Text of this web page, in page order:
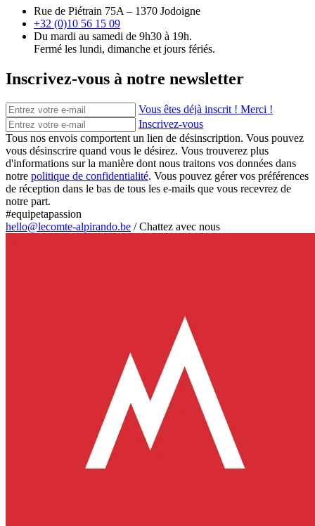
Rue de Piétrain 75A – 1370 Jodoigne
+32 (0)10 56 15 09
Du mardi au samedi de 9h30 à 19h.
Fermé les lundi, dimanche et jours fériés.
Inscrivez-vous à notre newsletter
Vous êtes déjà inscrit ! Merci !
Inscrivez-vous
Tous nos envois comportent un lien de désinscription. Vous pouvez
vous désinscrire quand vous le désirez. Vous trouverez plus
d'informations sur la manière dont nous traitons vos données dans
notre politique de confidentialité. Vous pouvez gérer vos préférences
de réception dans le bas de tous les e-mails que vous recevrez de
notre part.
#equipetapassion
hello@lecomte-alpirando.be /Chattez avec nous